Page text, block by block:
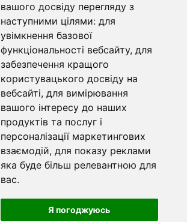
вашого досвіду перегляду з
наступними цілями: для
увімкнення базової
функціональності вебсайту, для
забезпечення кращого
користувацького досвіду на
вебсайті, для вимірювання
вашого інтересу до наших
продуктів та послуг і
персоналізації маркетингових
взаємодій, для показу реклами
яка буде більш релевантною для
вас.
Я погоджуюсь